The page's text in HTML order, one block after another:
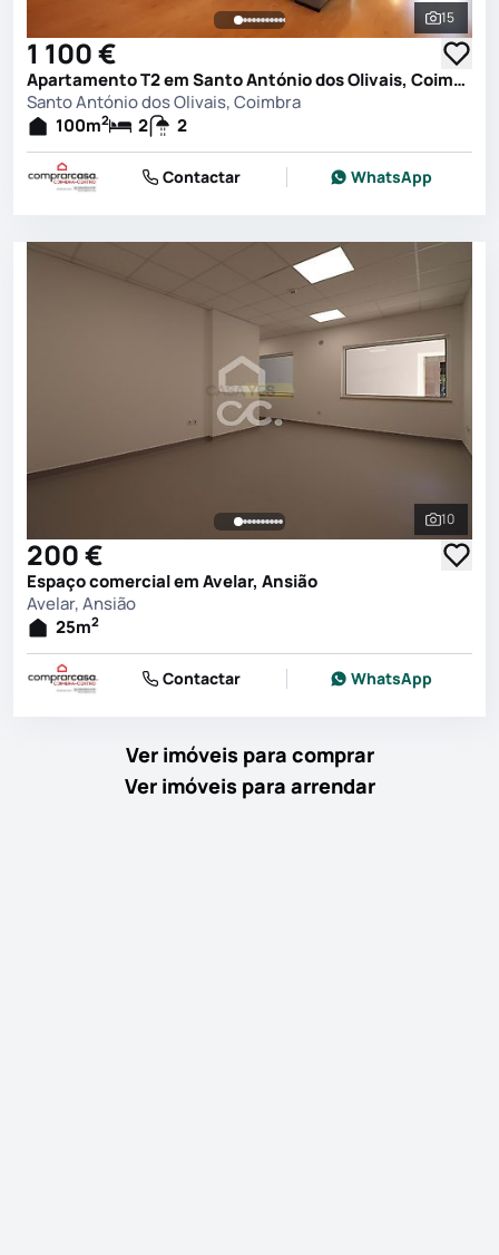
Ver
15
1 100 €
Apartamento T2 em Santo António dos Olivais, Coimbra
Santo António dos Olivais, Coimbra
100m2 2 2
Contactar WhatsApp
Ver
10
200 €
Espaço comercial em Avelar, Ansião
Avelar, Ansião
25m2
Contactar WhatsApp
Ver imóveis para comprar
Ver imóveis para arrendar